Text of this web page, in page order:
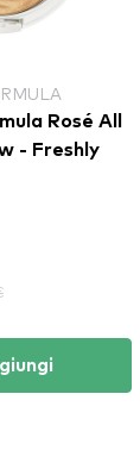
Rosé All
- Freshly